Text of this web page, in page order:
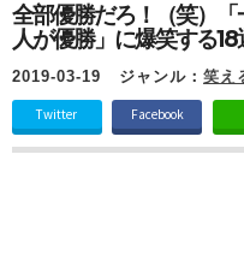
全部優勝だろ！（笑）
人が優勝」に爆笑する18
2019-03-19 ジャンル： 笑え
Twitter Facebook